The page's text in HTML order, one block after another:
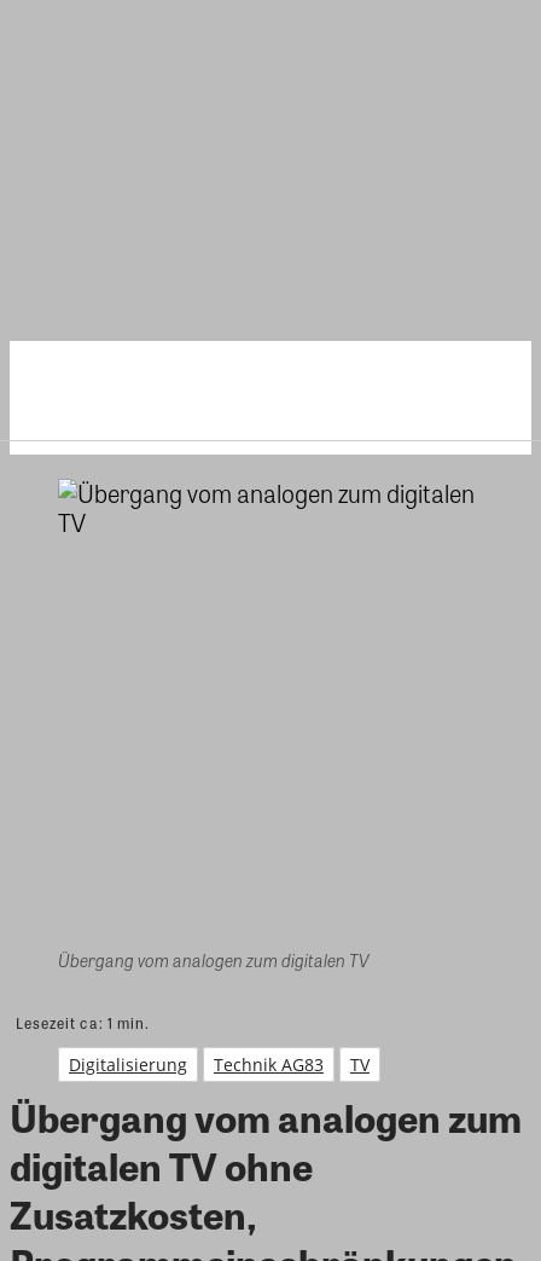
Übergang vom analogen zum digitalen TV
Lesezeit ca: 1 min.
Digitalisierung Technik AG83 TV
Übergang vom analogen zum
digitalen TV ohne
Zusatzkosten,